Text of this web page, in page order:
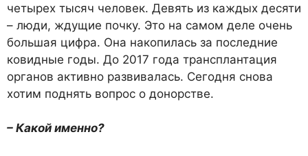
четырех тысяч человек. Девять из каждых десяти
– люди, ждущие почку. Это на самом деле очень
большая цифра. Она накопилась за последние
ковидные годы. До 2017 года трансплантация
органов активно развивалась. Сегодня снова
хотим поднять вопрос о донорстве.
– Какой именно?